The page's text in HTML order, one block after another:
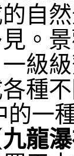
自
見。
級
種
的一
九龍